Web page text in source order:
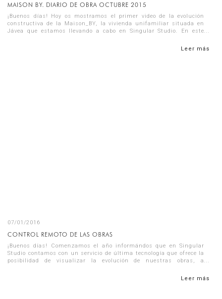
MAISON BY. DIARIO DE OBRA OCTUBRE 2015
¡Buenos días! Hoy os mostramos el primer video de la evolución
constructiva de la Maison_BY, la vivienda unifamiliar situada en
Jávea que estamos llevando a cabo en Singular Studio. En este
Leer más
07/01/2016
CONTROL REMOTO DE LAS OBRAS
¡Buenos días! Comenzamos el año informándos que en Singular
Studio contamos con un servicio de última tecnología que ofrece la
posibilidad de visualizar la evolución de nuestras obras, a
Leer más